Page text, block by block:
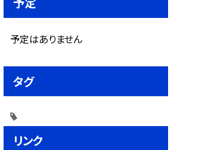
予定はありません
タグ
リンク